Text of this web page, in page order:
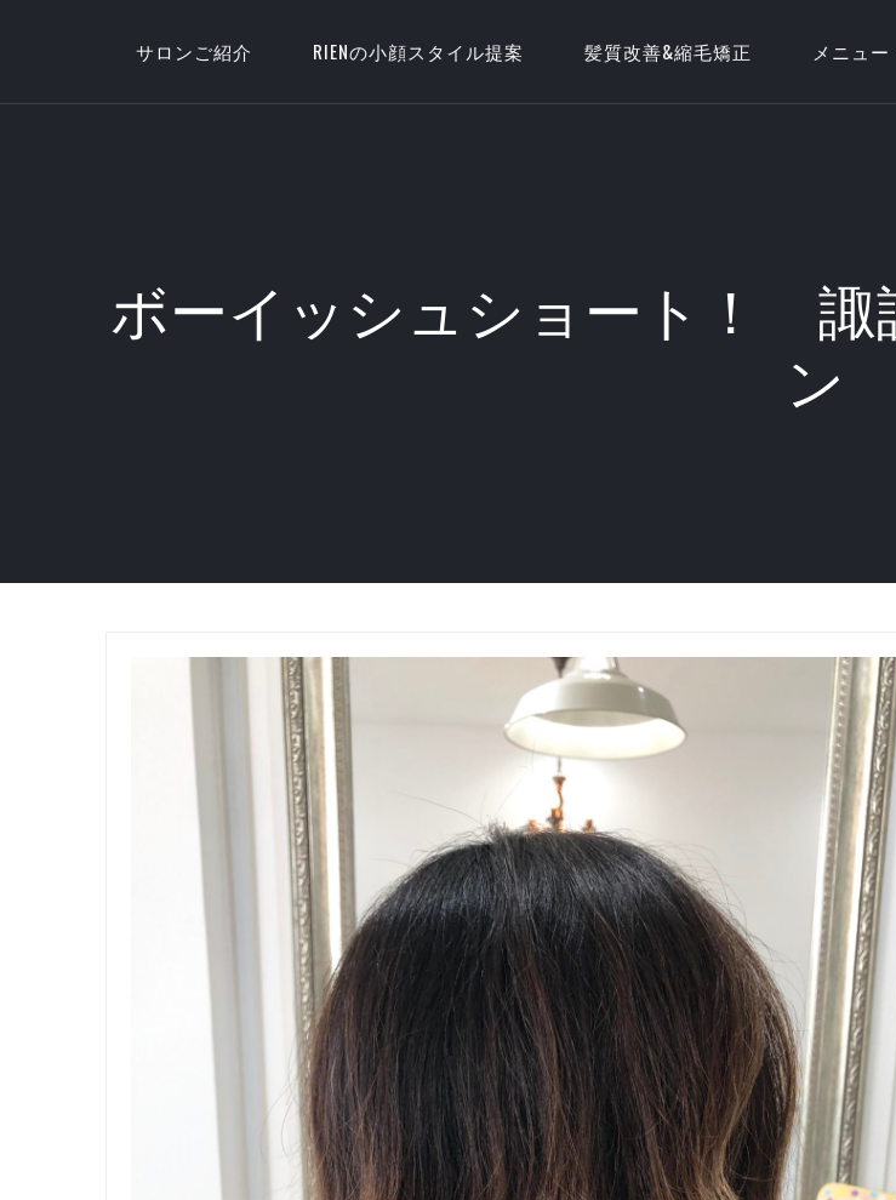
サロンご紹介 RIENの小顔スタイル提案 髪質改善&縮毛矯正 メニュ
ボーイッシュショート！
ン